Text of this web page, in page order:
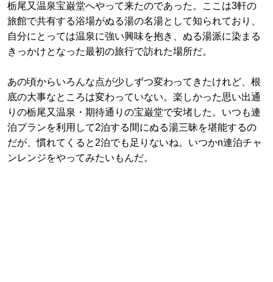
栃尾又温泉宝巌堂へやって来たのであった。ここは3軒の
旅館で共有する浴場がぬる湯の名湯として知られており、
自分にとっては温泉に強い興味を抱き、ぬる湯派に染まる
きっかけとなった最初の旅行で訪れた場所だ。
あの頃からいろんな点が少しずつ変わってきたけれど、根
底の大事なところは変わっていない。楽しかった思い出通
りの栃尾又温泉・期待通りの宝巌堂で安堵した。いつも連
泊プランを利用して2泊する間にぬる湯三昧を堪能するの
だが、慣れてくると2泊でも足りないね。いつかn連泊チャ
ンレンジをやってみたいもんだ。